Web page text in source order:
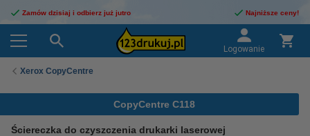
Zamów dzisiaj i odbierz już jutro Najniższe ceny!
Logowanie
Xerox CopyCentre
CopyCentre C118
Ściereczka do czyszczenia drukarki laserowej